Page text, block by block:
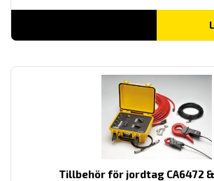
Tillbehör för jordtag CA6472 &